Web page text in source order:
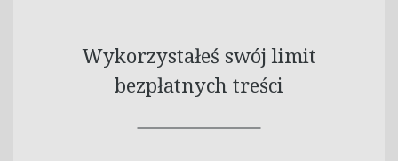
Wykorzystałeś swój limit
bezpłatnych treści